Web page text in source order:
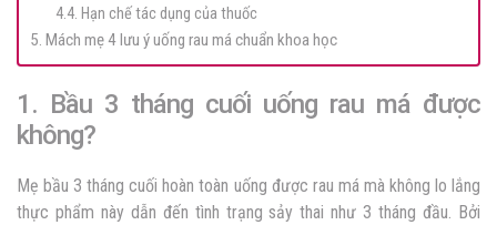
4.4. Hạn chế tác dụng của thuốc
5. Mách mẹ 4 lưu ý uống rau má chuẩn khoa học
1. Bầu 3 tháng cuối uống rau má được
không?
Mẹ bầu 3 tháng cuối hoàn toàn uống được rau má mà không lo lắng
thực phẩm này dẫn đến tình trạng sảy thai như 3 tháng đầu. Bởi